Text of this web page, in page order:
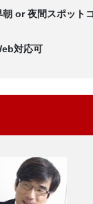
朝 or 夜間スポット
対応可